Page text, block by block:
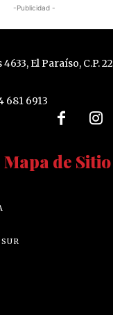
-Publicidad -
El Paraíso, C.P.
681 6913
Mapa de Sitio